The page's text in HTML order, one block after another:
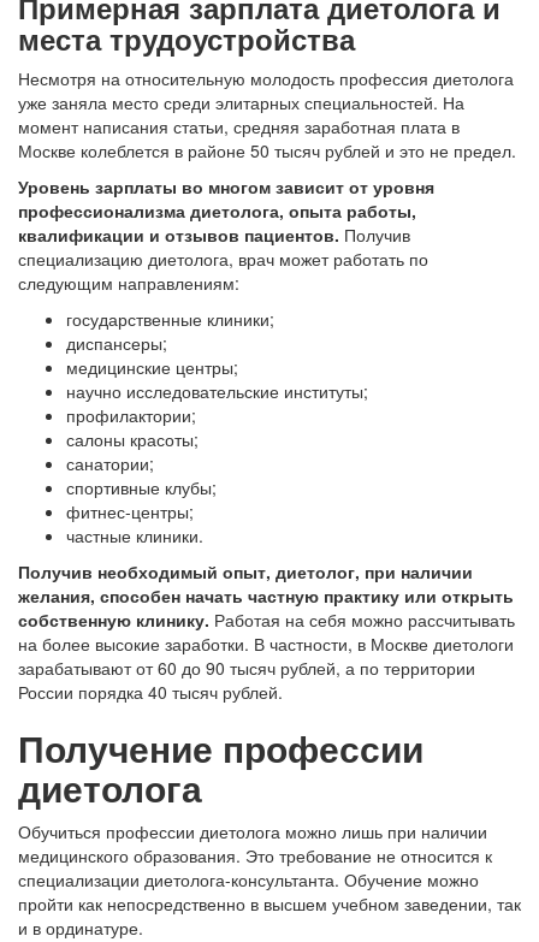
места трудоустройства
Несмотря на относительную молодость профессия диетолога
уже заняла место среди элитарных специальностей. На
момент написания статьи, средняя заработная плата в
Москве колеблется в районе 50 тысяч рублей и это не предел.
Уровень зарплаты во многом зависит от уровня
профессионализма диетолога, опыта работы,
квалификации и отзывов пациентов. Получив
специализацию диетолога, врач может работать по
следующим направлениям:
государственные клиники;
диспансеры;
медицинские центры;
научно исследовательские институты;
профилактории;
салоны красоты;
санатории;
спортивные клубы;
фитнес-центры;
частные клиники.
Получив необходимый опыт, диетолог, при наличии
желания, способен начать частную практику или открыть
собственную клинику. Работая на себя можно рассчитывать
на более высокие заработки. В частности, в Москве диетологи
зарабатывают от 60 до 90 тысяч рублей, а по территории
России порядка 40 тысяч рублей.
Получение профессии
диетолога
Обучиться профессии диетолога можно лишь при наличии
медицинского образования. Это требование не относится к
специализации диетолога-консультанта. Обучение можно
пройти как непосредственно в высшем учебном заведении, так
и в ординатуре.